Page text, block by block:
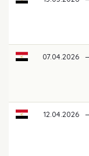
07.04.2026
12.04.2026